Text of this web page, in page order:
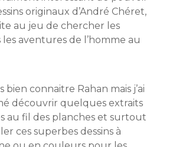
originaux d’André Chéret,
au jeu de chercher les
aventures de l’homme au
bien connaitre Rahan mais j’ai
découvrir quelques extraits
au fil des planches et surtout
ces superbes dessins à